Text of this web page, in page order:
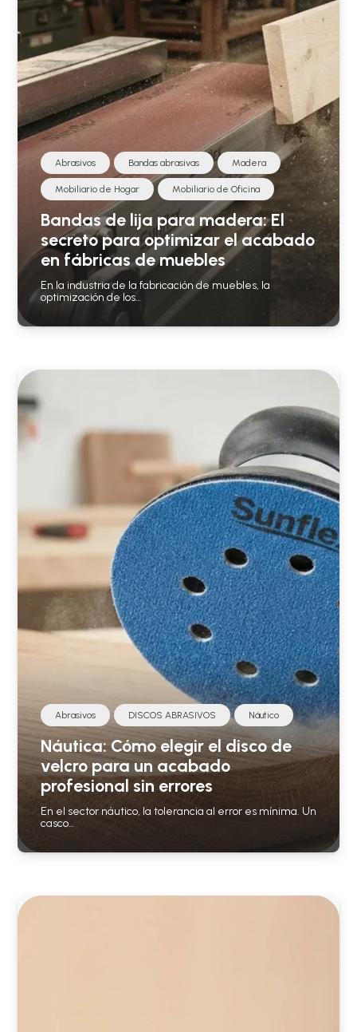
Abrasivos Bandas abrasivas Madera
Mobiliario de Hogar Mobiliario de Oficina
Bandas de lija para madera: El
secreto para optimizar el acabado
en fábricas de muebles
En la industria de la fabricación de muebles, la
optimización de los…
Abrasivos DISCOS ABRASIVOS Náutico
Náutica: Cómo elegir el disco de
velcro para un acabado
profesional sin errores
En el sector náutico, la tolerancia al error es mínima. Un
casco…